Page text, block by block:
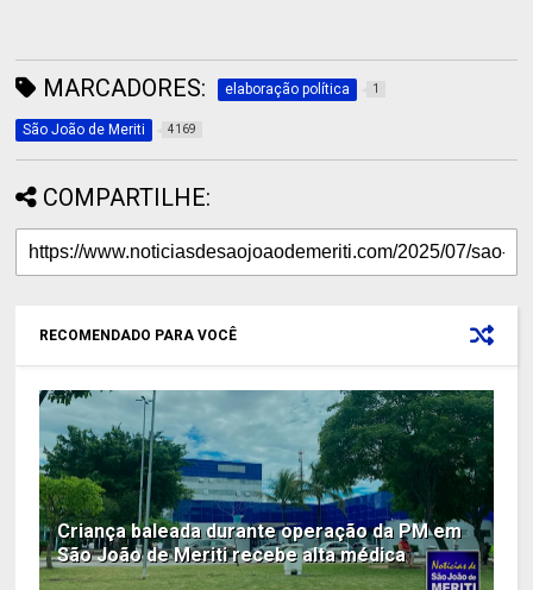
MARCADORES: elaboração política 1
São João de Meriti 4169
COMPARTILHE:
RECOMENDADO PARA VOCÊ
Criança baleada durante operação da PM em
São João de Meriti recebe alta médica